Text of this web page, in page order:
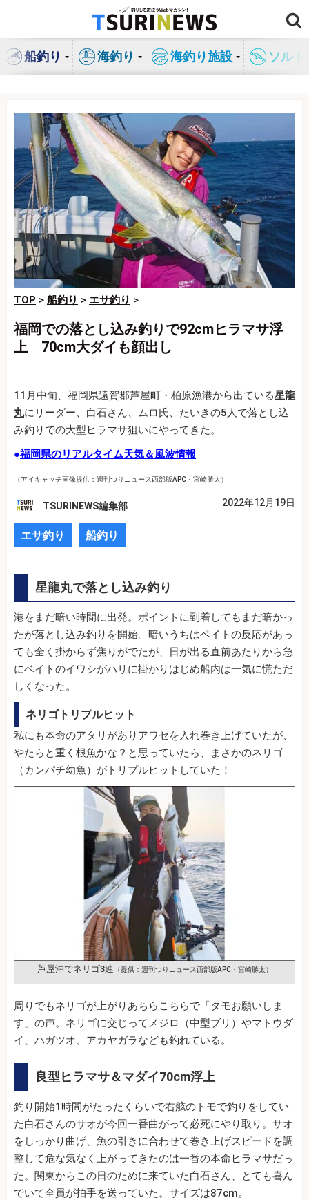
ン
船釣り 海釣り 海釣り施設 ソル
TOP > 船釣り > エサ釣り >
福岡での落とし込み釣りで92cmヒラマサ浮
上 70cm大ダイも顔出し
11月中旬、福岡県遠賀郡芦屋町・柏原漁港から出ている星龍
丸にリーダー、白石さん、ムロ氏、たいきの5人で落とし込
み釣りでの大型ヒラマサ狙いにやってきた。
●福岡県のリアルタイム天気＆風波情報
（アイキャッチ画像提供：週刊つりニュース西部版APC・宮崎勝太）
TSURINEWS編集部 2022年12月19日
エサ釣り 船釣り
星龍丸で落とし込み釣り
港をまだ暗い時間に出発。ポイントに到着してもまだ暗かっ
たが落とし込み釣りを開始。暗いうちはベイトの反応があっ
ても全く掛からず焦りがでたが、日が出る直前あたりから急
にベイトのイワシがハリに掛かりはじめ船内は一気に慌ただ
しくなった。
ネリゴトリプルヒット
私にも本命のアタリがありアワセを入れ巻き上げていたが、
やたらと重く根魚かな？と思っていたら、まさかのネリゴ
（カンパチ幼魚）がトリプルヒットしていた！
芦屋沖でネリゴ3連 （提供：週刊つりニュース西部版APC・宮崎勝太）
周りでもネリゴが上がりあちらこちらで「タモお願いしま
す」の声。ネリゴに交じってメジロ（中型ブリ）やマトウダ
イ、ハガツオ、アカヤガラなども釣れている。
良型ヒラマサ＆マダイ70cm浮上
釣り開始1時間がたったくらいで右舷のトモで釣りをしてい
た白石さんのサオが今回一番曲がって必死にやり取り。サオ
をしっかり曲げ、魚の引きに合わせて巻き上げスピードを調
整して危な気なく上がってきたのは一番の本命ヒラマサだっ
た。関東からこの日のために来ていた白石さん、とても喜ん
でいて全員が拍手を送っていた。サイズは87cm。